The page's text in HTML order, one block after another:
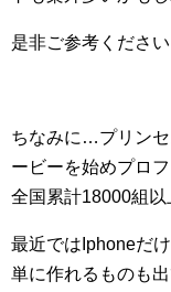
是非ご参考ください
ちなみに…プリン
ービーを始めプロ
全国累計18000組以
最近ではIphoneだ
単に作れるものも